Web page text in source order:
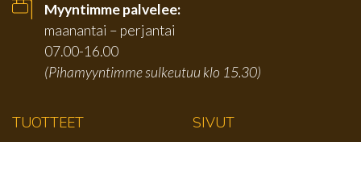
Myyntimme palvelee:
maanantai – perjantai
07.00-16.00
(Pihamyyntimme sulkeutuu klo 15.30)
TUOTTEET SIVUT